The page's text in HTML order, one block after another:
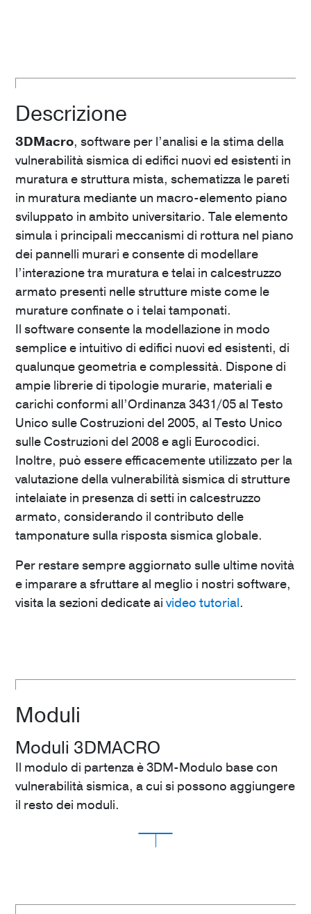
Descrizione
3DMacro, software per l’analisi e la stima della
vulnerabilità sismica di edifici nuovi ed esistenti in
muratura e struttura mista, schematizza le pareti
in muratura mediante un macro-elemento piano
sviluppato in ambito universitario. Tale elemento
simula i principali meccanismi di rottura nel piano
dei pannelli murari e consente di modellare
l’interazione tra muratura e telai in calcestruzzo
armato presenti nelle strutture miste come le
murature confinate o i telai tamponati.
Il software consente la modellazione in modo
semplice e intuitivo di edifici nuovi ed esistenti, di
qualunque geometria e complessità. Dispone di
ampie librerie di tipologie murarie, materiali e
carichi conformi all’Ordinanza 3431/05 al Testo
Unico sulle Costruzioni del 2005, al Testo Unico
sulle Costruzioni del 2008 e agli Eurocodici.
Inoltre, può essere efficacemente utilizzato per la
valutazione della vulnerabilità sismica di strutture
intelaiate in presenza di setti in calcestruzzo
armato, considerando il contributo delle
tamponature sulla risposta sismica globale.
Per restare sempre aggiornato sulle ultime novità
e imparare a sfruttare al meglio i nostri software,
visita la sezioni dedicate aivideo tutorial.
Moduli
Moduli 3DMACRO
Il modulo di partenza è 3DM-Modulo base con
vulnerabilità sismica, a cui si possono aggiungere
il resto dei moduli.
3DM-Modulo base con vulnerabilità